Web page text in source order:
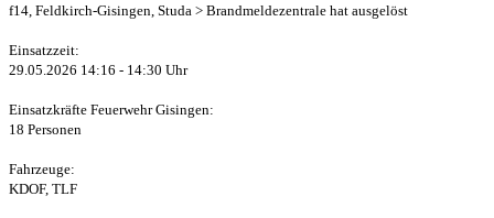
f14, Feldkirch-Gisingen, Studa > Brandmeldezentrale hat ausgelöst
Einsatzzeit:
29.05.2026 14:16 - 14:30 Uhr
Einsatzkräfte Feuerwehr Gisingen:
18 Personen
Fahrzeuge:
KDOF, TLF